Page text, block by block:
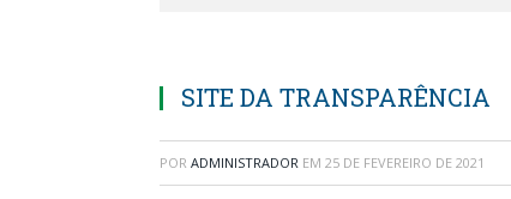
SITE DA TRANSPARÊNCIA
POR ADMINISTRADOR EM 25 DE FEVEREIRO DE 2021